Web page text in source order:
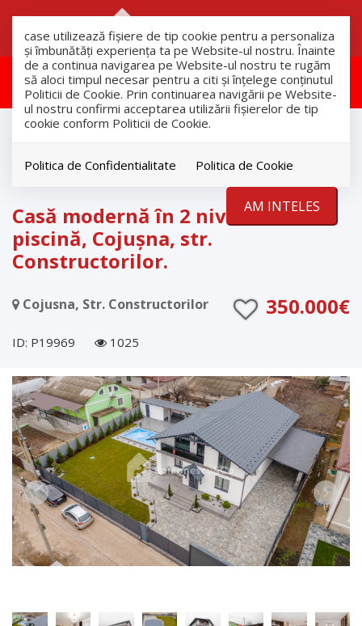
case utilizează fişiere de tip cookie pentru a personaliza
și îmbunătăți experiența ta pe Website-ul nostru. Înainte
de a continua navigarea pe Website-ul nostru te rugăm
să aloci timpul necesar pentru a citi și înțelege conținutul
Politicii de Cookie. Prin continuarea navigării pe Website-
ul nostru confirmi acceptarea utilizării fişierelor de tip
cookie conform Politicii de Cookie.
Politica de Confidentialitate Politica de Cookie
AM INTELES
Aceasta proprietate a fost retras!
Vanzare
Cojusna
Casă modernă în 2 nivele cu
piscină, Cojușna, str.
Constructorilor.
Cojusna, Str. Constructorilor 350.000€
ID: P19969 1025